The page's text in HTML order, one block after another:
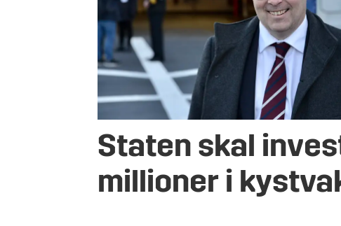
Staten skal
millioner i